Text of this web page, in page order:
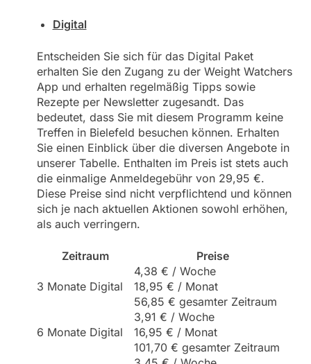
Digital
Entscheiden Sie sich für das Digital Paket
erhalten Sie den Zugang zu der Weight Watchers
App und erhalten regelmäßig Tipps sowie
Rezepte per Newsletter zugesandt. Das
bedeutet, dass Sie mit diesem Programm keine
Treffen in Bielefeld besuchen können. Erhalten
Sie einen Einblick über die diversen Angebote in
unserer Tabelle. Enthalten im Preis ist stets auch
die einmalige Anmeldegebühr von 29,95 €.
Diese Preise sind nicht verpflichtend und können
sich je nach aktuellen Aktionen sowohl erhöhen,
als auch verringern.
Zeitraum Preise
3 Monate Digital
4,38 € / Woche
18,95 € / Monat
56,85 € gesamter Zeitraum
6 Monate Digital
3,91 € / Woche
16,95 € / Monat
101,70 € gesamter Zeitraum